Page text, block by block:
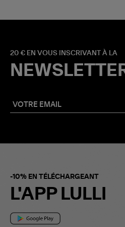
20 € EN VOUS INSCRIVANT À LA
-10% EN TÉLÉCHARGEANT
L'APP LULLI